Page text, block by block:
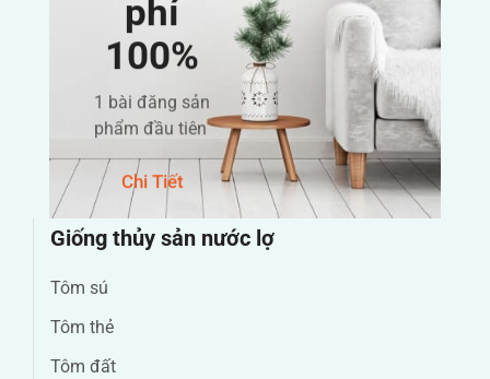
phí
100%
1 bài đăng sản
phẩm đầu tiên
Chi Tiết
Giống thủy sản nước lợ
Tôm sú
Tôm thẻ
Tôm đất